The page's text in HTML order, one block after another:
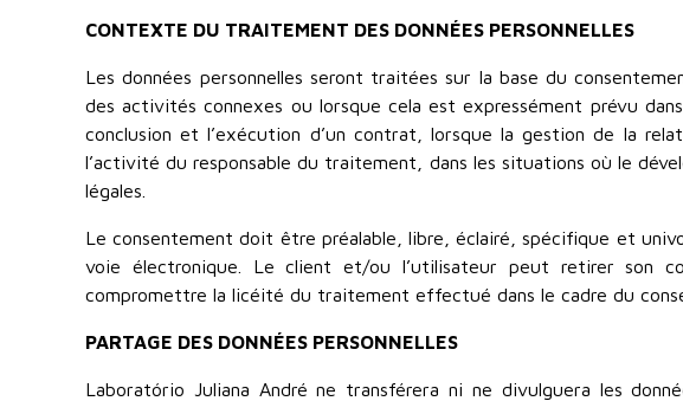
CONTEXTE DU TRAITEMENT DES DONNÉES PERSONNELLES
Les données personnelles seront traitées sur la base du
des activités connexes ou lorsque cela est expressément prévu
conclusion et l’exécution d’un contrat, lorsque la gestion de la
l’activité du responsable du traitement, dans les situations où le
légales.
Le consentement doit être préalable, libre, éclairé, spécifique et
voie électronique. Le client et/ou l’utilisateur peut retirer son
compromettre la licéité du traitement effectué dans le cadre du
PARTAGE DES DONNÉES PERSONNELLES
Laboratório Juliana André ne transférera ni ne divulguera les